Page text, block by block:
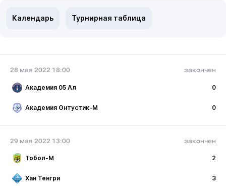
Календарь Турнирная таблица
28 мая 2022 18:00 закончен
Академия 05 Ал 0
Академия Онтустик-М 0
29 мая 2022 13:00 закончен
Тобол-М 2
Хан Тенгри 3